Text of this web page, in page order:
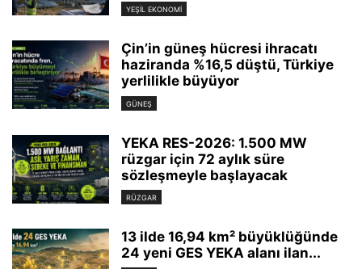
YEŞIL EKONOMI
Çin’in güneş hücresi ihracatı
haziranda %16,5 düştü, Türkiye
yerlilikle büyüyor
GÜNEŞ
YEKA RES-2026: 1.500 MW
rüzgar için 72 aylık süre
sözleşmeyle başlayacak
RÜZGAR
13 ilde 16,94 km² büyüklüğünde
24 yeni GES YEKA alanı ilan...